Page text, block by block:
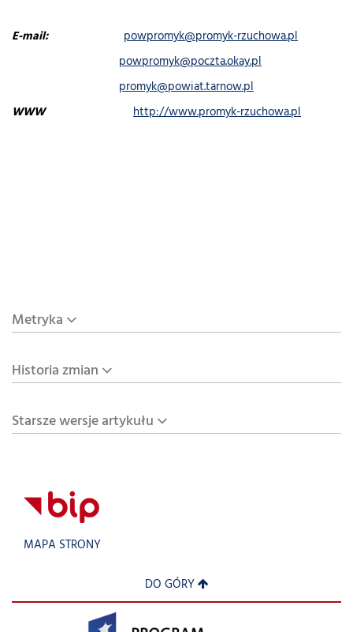
E-mail:
powpromyk@promyk-rzuchowa.pl
powpromyk@poczta.okay.pl
promyk@powiat.tarnow.pl
WWW
http://www.promyk-rzuchowa.pl
Metryka
Historia zmian
Starsze wersje artykułu
MAPA STRONY
DO GÓRY